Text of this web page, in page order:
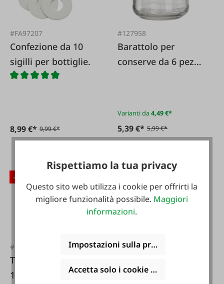
#FA97207
Confezione da 10
sigilli per bottiglie.
8,99 €* 9,99 €*
#127958
Barattolo per
conserve da 6 pezzi,
Varianti da4,49 €*
5,39 €* 5,99 €*
-10 %
#108645
Tappo a vite dorato
10 pezzi.
#7090
inscatolamento
Rispettiamo la tua privacy
Questo sito web utilizza i cookie per offrirti la
migliore funzionalità possibile. Maggiori
informazioni.
Impostazioni sulla privacy
Accetta solo i cookie funzionali